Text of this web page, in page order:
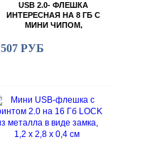
USB 2.0- ФЛЕШКА
ИНТЕРЕСНАЯ НА 8 ГБ С
МИНИ ЧИПОМ,
С КРУГЛЫМ
ОТВЕРСТИЕМ
507 РУБ